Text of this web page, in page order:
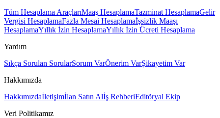
Tüm Hesaplama AraçlarıMaaş HesaplamaTazminat HesaplamaGelir
Vergisi HesaplamaFazla Mesai Hesaplamaİşsizlik Maaşı
HesaplamaYıllık İzin HesaplamaYıllık İzin Ücreti Hesaplama
Yardım
Sıkça Sorulan SorularSorum VarÖnerim VarŞikayetim Var
Hakkımızda
Hakkımızdaİletişimİlan Satın Alİş RehberiEditöryal Ekip
Veri Politikamız